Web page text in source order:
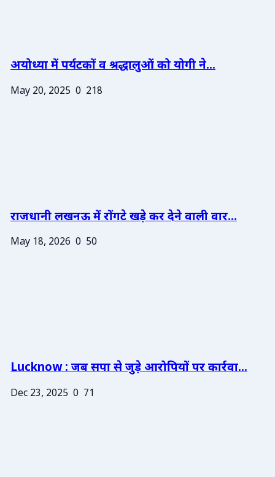
अयोध्या में पर्यटकों व श्रद्धालुओं को योगी ने...
May 20, 2025 0 218
राजधानी लखनऊ में रोंगटे खड़े कर देने वाली वार...
May 18, 2026 0 50
Lucknow : जब सपा से जुड़े आरोपियों पर कार्रवा...
Dec 23, 2025 0 71